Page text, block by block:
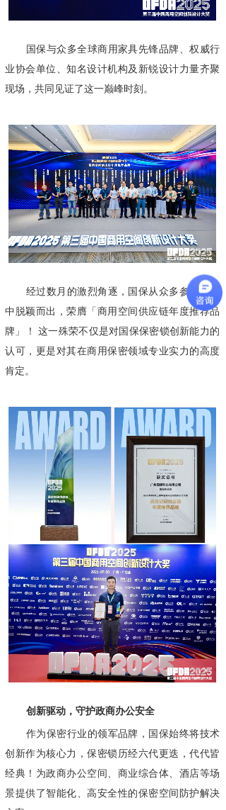
国保与众多全球商用家具先锋品牌、权威行
业协会单位、知名设计机构及新锐设计力量齐聚
现场，共同见证了这一巅峰时刻。
经过数月的激烈角逐，国保从众多参评品牌
中脱颖而出，荣膺「商用空间供应链年度推荐品
牌」！ 这一殊荣不仅是对国保保密锁创新能力的
认可，更是对其在商用保密领域专业实力的高度
肯定。
创新驱动，守护政商办公安全
作为保密行业的领军品牌，国保始终将技术
创新作为核心力，保密锁历经六代更迭，代代皆
经典！为政商办公空间、商业综合体、酒店等场
景提供了智能化、高安全性的保密空间防护解决